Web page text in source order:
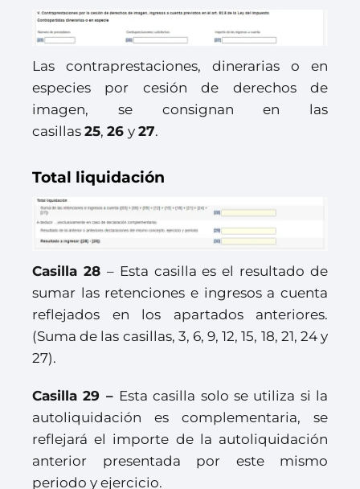
Las contraprestaciones, dinerarias o en
especies por cesión de derechos de
imagen, se consignan en las
casillas 25, 26 y 27.
Total liquidación
Casilla 28 – Esta casilla es el resultado de
sumar las retenciones e ingresos a cuenta
reflejados en los apartados anteriores.
(Suma de las casillas, 3, 6, 9, 12, 15, 18, 21, 24 y
27).
Casilla 29 – Esta casilla solo se utiliza si la
autoliquidación es complementaria, se
reflejará el importe de la autoliquidación
anterior presentada por este mismo
periodo y ejercicio.